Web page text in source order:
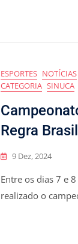
ESPORTES NOTÍCIAS
CATEGORIA SINUCA
Regra
9 Dez, 2024
Entre os dias 7 e
realizado o